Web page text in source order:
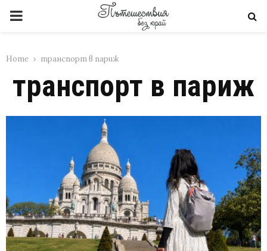
PRIMARY
Home транспорт в париж
транспорт в париж